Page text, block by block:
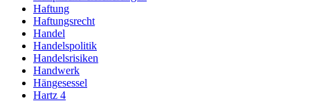
Haftung
Haftungsrecht
Handel
Handelspolitik
Handelsrisiken
Handwerk
Hängesessel
Hartz 4